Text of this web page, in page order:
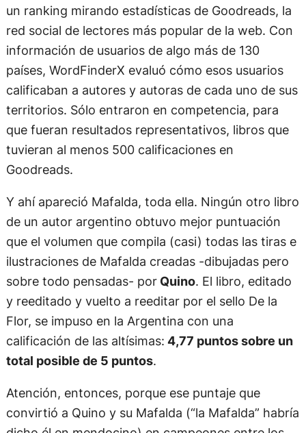
un ranking mirando estadísticas de Goodreads, la
red social de lectores más popular de la web. Con
información de usuarios de algo más de 130
países, WordFinderX evaluó cómo esos usuarios
calificaban a autores y autoras de cada uno de sus
territorios. Sólo entraron en competencia, para
que fueran resultados representativos, libros que
tuvieran al menos 500 calificaciones en
Goodreads.
Y ahí apareció Mafalda, toda ella. Ningún otro libro
de un autor argentino obtuvo mejor puntuación
que el volumen que compila (casi) todas las tiras e
ilustraciones de Mafalda creadas -dibujadas pero
sobre todo pensadas- porQuino. El libro, editado
y reeditado y vuelto a reeditar por el sello De la
Flor, se impuso en la Argentina con una
calificación de las altísimas: 4,77 puntos sobre un
total posible de 5 puntos.
Atención, entonces, porque ese puntaje que
convirtió a Quino y su Mafalda (“la Mafalda” habría